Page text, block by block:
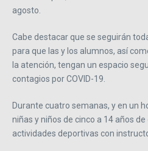
agosto.
Cabe destacar que se seguirán
para que las y los alumnos, así
la atención, tengan un espacio
contagios por COVID-19.
Durante cuatro semanas, y en un
niñas y niños de cinco a 14 años
actividades deportivas con